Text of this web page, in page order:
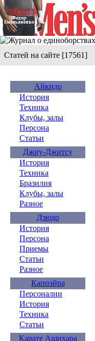
Статей на сайте [17561]
Айкидо
История
Техника
Клубы, залы
Персона
Статьи
Джиу-Джитсу
История
Техника
Бразилия
Клубы, залы
Разное
Дзюдо
История
Персона
Приемы
Статьи
Разное
Капоэйра
Персоналии
История
Техника
Статьи
Карате Ашихара